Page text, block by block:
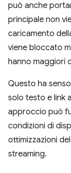
può anche
principale non
caricamento
viene bloccato
hanno maggiori
Questo ha
solo testo e link
approccio può
condizioni di
ottimizzazioni
streaming.